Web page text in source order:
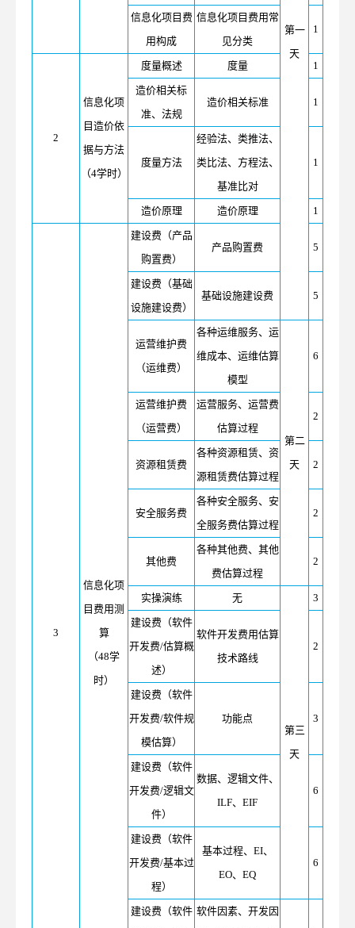
第一
天
信息化项目费
用构成
信息化项目费用常
见分类
1
2
信息化项
目造价依
据与方法
（4学时）
度量概述 度量 1
造价相关标
准、法规
造价相关标准 1
度量方法
经验法、类推法、
类比法、方程法、
基准比对
1
造价原理 造价原理 1
3
信息化项
目费用测
算
（48学
时）
建设费（产品
购置费）
产品购置费 5
建设费（基础
设施建设费）
基础设施建设费 5
运营维护费
（运维费）
各种运维服务、运
维成本、运维估算
模型
第二
天
6
运营维护费
（运营费）
运营服务、运营费
估算过程
2
资源租赁费
各种资源租赁、资
源租赁费估算过程
2
安全服务费
各种安全服务、安
全服务费估算过程
2
其他费
各种其他费、其他
费估算过程
2
实操演练 无
第三
天
3
建设费（软件
开发费/估算概
述）
软件开发费用估算
技术路线
2
建设费（软件
开发费/软件规
模估算）
功能点 3
建设费（软件
开发费/逻辑文
件）
数据、逻辑文件、
ILF、EIF
6
建设费（软件
开发费/基本过
程）
基本过程、EI、
EO、EQ
6
建设费（软件 软件因素、开发因